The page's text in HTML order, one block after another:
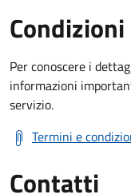
Per conoscere i
informazioni
servizio.
Termini e
Contatti